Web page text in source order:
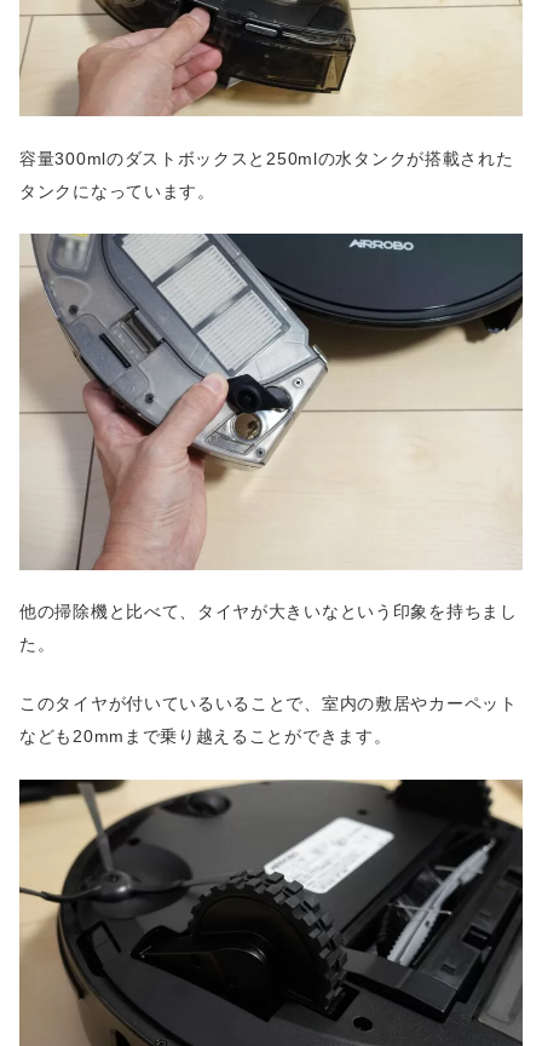
容量300mlのダストボックスと250mlの水タンクが搭載された
タンクになっています。
他の掃除機と比べて、タイヤが大きいなという印象を持ちまし
た。
このタイヤが付いているいることで、室内の敷居やカーペット
なども20mmまで乗り越えることができます。